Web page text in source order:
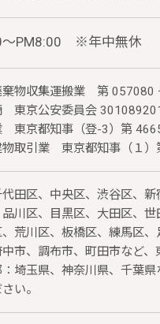
～PM8:00 ※年中無休
棄物収集運搬業 第 057080
東京公安委員会
東京都知事（登-3）第
物取引業 東京都知事（１
田区、中央区、渋谷区、新
川区、目黒区、大田区、
、荒川区、板橋区、練馬区
市、調布市、町田市など、
：埼玉県、神奈川県、千葉
い。